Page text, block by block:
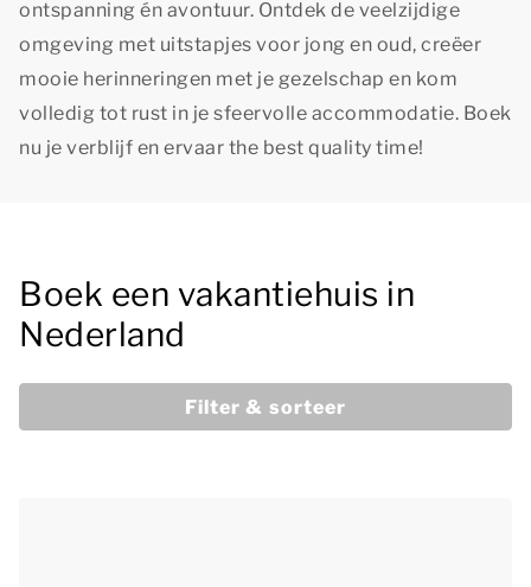
ontspanning én avontuur. Ontdek de veelzijdige
omgeving met uitstapjes voor jong en oud, creëer
mooie herinneringen met je gezelschap en kom
volledig tot rust in je sfeervolle accommodatie. Boek
nu je verblijf en ervaar the best quality time!
Boek een vakantiehuis in
Nederland
Filter & sorteer